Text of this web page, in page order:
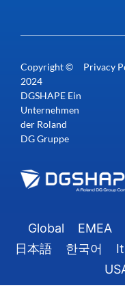
Copyright ©
2024
DGSHAPE Ein
Unternehmen
der Roland
DG Gruppe
Privacy
Global EMEA
日本語
한국어